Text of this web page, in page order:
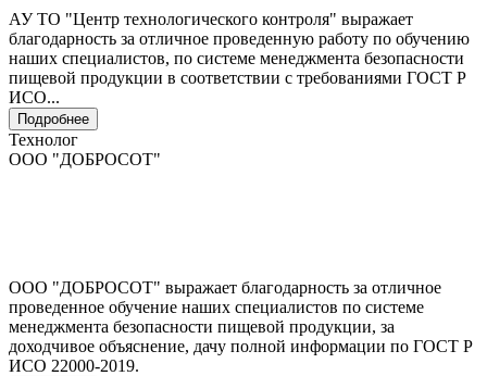
АУ ТО "Центр технологического контроля" выражает
благодарность за отличное проведенную работу по обучению
наших специалистов, по системе менеджмента безопасности
пищевой продукции в соответствии с требованиями ГОСТ Р
ИСО...
Подробнее
Технолог
ООО "ДОБРОСОТ"
ООО "ДОБРОСОТ" выражает благодарность за отличное
проведенное обучение наших специалистов по системе
менеджмента безопасности пищевой продукции, за
доходчивое объяснение, дачу полной информации по ГОСТ Р
ИСО 22000-2019.